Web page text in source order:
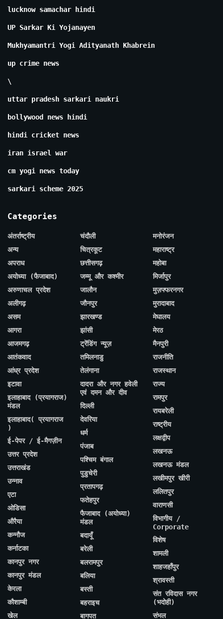
lucknow samachar hindi
UP Sarkar Ki Yojanayen
Mukhyamantri Yogi Adityanath Khabrein
up crime news
\
uttar pradesh sarkari naukri
bollywood news hindi
hindi cricket news
iran israel war
cm yogi news today
sarkari scheme 2025
Categories
अंतर्राष्ट्रीय
अन्य
अपराध
अयोध्या (फैजाबाद)
अरुणाचल प्रदेश
अलीगढ़
असम
आगरा
आजमगढ़
आतंकवाद
आंध्र प्रदेश
इटावा
इलाहाबाद (प्रयागराज)
मंडल
इलाहाबाद( प्रयागराज
)
ई-पेपर / ई-मैगज़ीन
उत्तर प्रदेश
उत्तराखंड
उन्नाव
एटा
ओडिसा
औरैया
कन्नौज
कर्नाटका
कानपुर नगर
कानपुर मंडल
केरला
कौशाम्बी
खेल
चंदौली
चित्रकूट
छत्तीसगढ़
जम्मू और कश्मीर
जालौन
जौनपुर
झारखण्ड
झांसी
ट्रेंडिंग न्यूज़
तमिलनाडु
तेलंगाना
दादरा और नगर हवेली
एवं दमन और दीव
दिल्ली
देवरिया
धर्म
पंजाब
पश्चिम बंगाल
पुडुचेरी
प्रतापगढ़
फतेहपुर
फैजाबाद (अयोध्या)
मंडल
बदायूँ
बरेली
बलरामपुर
बलिया
बस्ती
बहराइच
बागपत
मनोरंजन
महाराष्ट्र
महोबा
मिर्जापुर
मुज़फ्फरनगर
मुरादाबाद
मेघालय
मेरठ
मैनपुरी
राजनीति
राजस्थान
राज्य
रामपुर
रायबरेली
राष्ट्रीय
लक्षद्वीप
लखनऊ
लखनऊ मंडल
लखीमपुर खीरी
ललितपुर
वाराणसी
विभागीय /
Corporate
विशेष
शामली
शाहजहाँपुर
श्रावस्ती
संत रविदास नगर
(भदोही)
संभल